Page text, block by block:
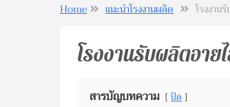
Home แนะนำโรงงานผลิต โรงงาน
โรงงานรับผลิตอา
สารบัญบทความ ปิด